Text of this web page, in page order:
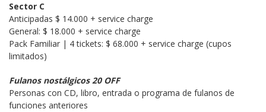
Sector C
Anticipadas $ 14.000 + service charge
General: $ 18.000 + service charge
Pack Familiar | 4 tickets: $ 68.000 + service charge (cupos
limitados)
Fulanos nostálgicos 20 OFF
Personas con CD, libro, entrada o programa de fulanos de
funciones anteriores